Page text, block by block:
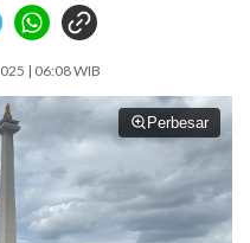
| 06:08 WIB
Perbesar